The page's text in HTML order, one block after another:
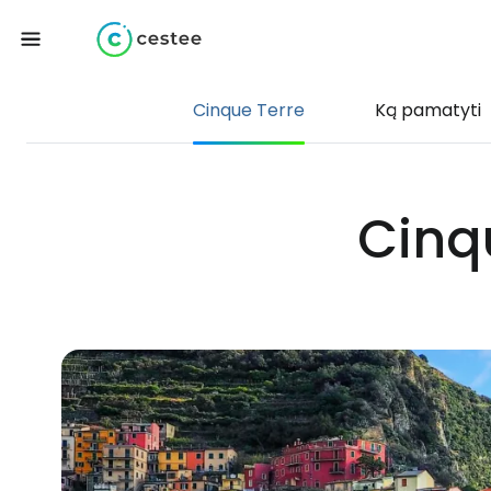
Cinque Terre Ką pamatyti